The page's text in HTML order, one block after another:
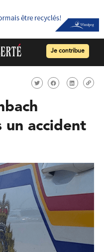
Je contribue
un accident